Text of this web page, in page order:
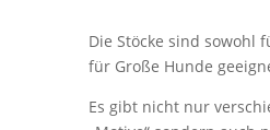
Die Stöcke sind sowohl
für Große Hunde
Es gibt nicht nur